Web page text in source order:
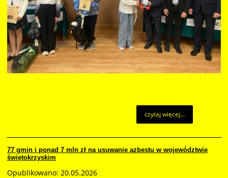
czytaj więcej...
77 gmin i ponad 7 mln zł na usuwanie azbestu w województwie
świętokrzyskim
Opublikowano: 20.05.2026